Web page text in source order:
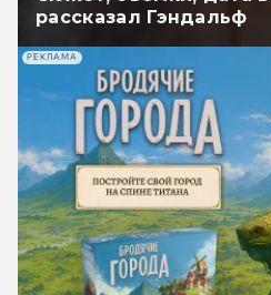
рассказал Гэндальф
РЕКЛАМА